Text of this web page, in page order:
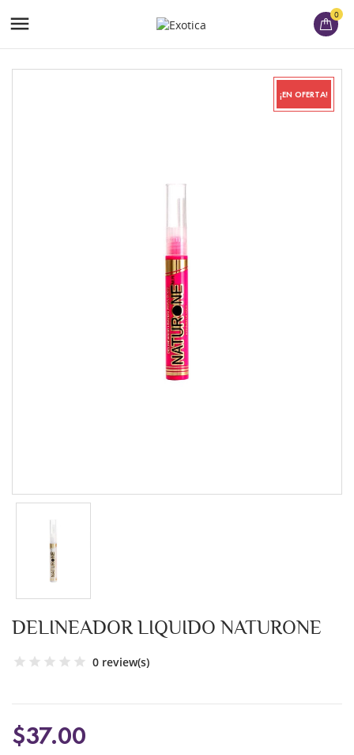
 0
¡EN OFERTA!
DELINEADOR LIQUIDO NATURONE
0 review(s)
$37.00